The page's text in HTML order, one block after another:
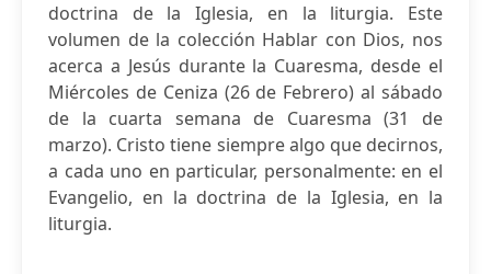
doctrina de la Iglesia, en la liturgia. Este
volumen de la colección Hablar con Dios, nos
acerca a Jesús durante la Cuaresma, desde el
Miércoles de Ceniza (26 de Febrero) al sábado
de la cuarta semana de Cuaresma (31 de
marzo). Cristo tiene siempre algo que decirnos,
a cada uno en particular, personalmente: en el
Evangelio, en la doctrina de la Iglesia, en la
liturgia.